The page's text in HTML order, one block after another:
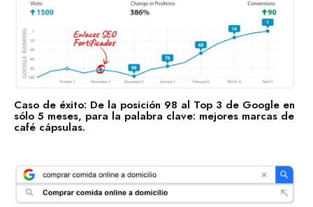
Nosotros
Reserva tu Consultoría Gratuita
Contacto
Marquemos tu Norte Juntos.
Estás a punto de sentarte a la mesa con gente que te
ayudará a marcar tu norte, con gente que sí sabe dónde
Hablemos por WhatsApp
Caso de éxito: De la posición 98 al Top 3 de Google en
sólo 5 meses, para la palabra clave: mejores marcas de
café cápsulas.